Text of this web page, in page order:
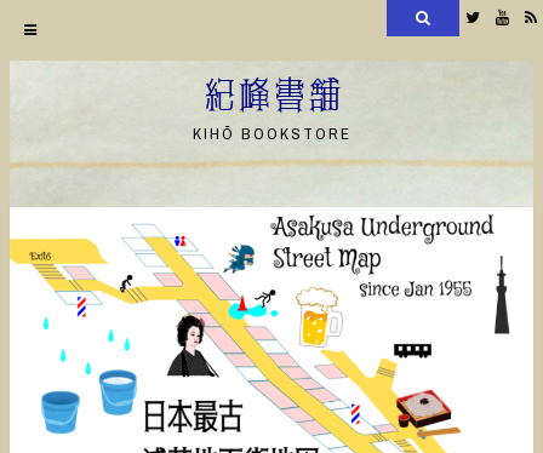
ン
ツ
へ
Twitter
紀峰書舗
KIHŌ BOOKSTORE